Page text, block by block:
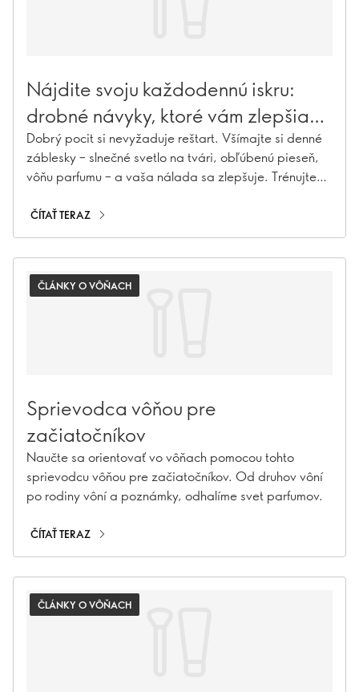
Nájdite svoju každodennú iskru:
drobné návyky, ktoré vám zlepšia
náladu
Dobrý pocit si nevyžaduje reštart. Všímajte si denné
záblesky – slnečné svetlo na tvári, obľúbenú pieseň,
vôňu parfumu – a vaša nálada sa zlepšuje. Trénujte
začnete zbierať viac mikromomentov, ktoré vo vás
vyvolávajú radosť!
ČÍTAŤ TERAZ
ČLÁNKY O VÔŇACH
Sprievodca vôňou pre
začiatočníkov
Naučte sa orientovať vo vôňach pomocou tohto
sprievodcu vôňou pre začiatočníkov. Od druhov vôní
po rodiny vôní a poznámky, odhalíme svet parfumov.
ČÍTAŤ TERAZ
ČLÁNKY O VÔŇACH